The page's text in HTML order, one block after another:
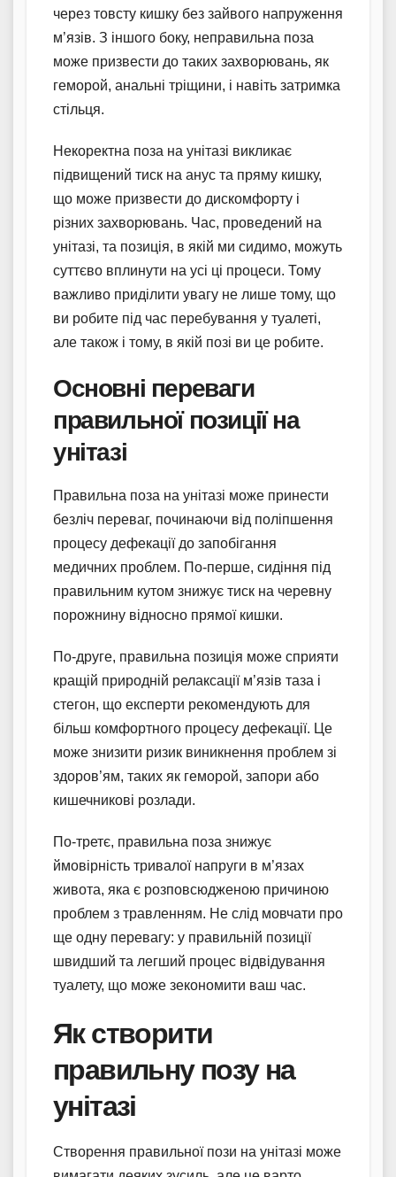
через товсту кишку без зайвого напруження
м’язів. З іншого боку, неправильна поза
може призвести до таких захворювань, як
геморой, анальні тріщини, і навіть затримка
стільця.
Некоректна поза на унітазі викликає
підвищений тиск на анус та пряму кишку,
що може призвести до дискомфорту і
різних захворювань. Час, проведений на
унітазі, та позиція, в якій ми сидимо, можуть
суттєво вплинути на усі ці процеси. Тому
важливо приділити увагу не лише тому, що
ви робите під час перебування у туалеті,
але також і тому, в якій позі ви це робите.
Основні переваги
правильної позиції на
унітазі
Правильна поза на унітазі може принести
безліч переваг, починаючи від поліпшення
процесу дефекації до запобігання
медичних проблем. По-перше, сидіння під
правильним кутом знижує тиск на черевну
порожнину відносно прямої кишки.
По-друге, правильна позиція може сприяти
кращій природній релаксації м’язів таза і
стегон, що експерти рекомендують для
більш комфортного процесу дефекації. Це
може знизити ризик виникнення проблем зі
здоров’ям, таких як геморой, запори або
кишечникові розлади.
По-третє, правильна поза знижує
ймовірність тривалої напруги в м’язах
живота, яка є розповсюдженою причиною
проблем з травленням. Не слід мовчати про
ще одну перевагу: у правильній позиції
швидший та легший процес відвідування
туалету, що може зекономити ваш час.
Як створити
правильну позу на
унітазі
Створення правильної пози на унітазі може